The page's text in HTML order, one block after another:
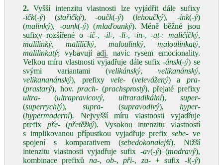
2. Vyšší intenzitu vlastnosti lze vyjádřit dále sufixy
‑ičk(‑ý) (stařičký),‑oučk(‑ý) (lehoučký), ‑ink(‑ý)
(malinký), ‑ounk(‑ý) (mlaďounký). Méně běžné jsou
sufixy rozšířené o‑ič‑,‑il‑, ‑li‑,‑in‑,‑at‑: maličičký,
malilinký,maliličký, maloulinký, maloulinkatý,
malilinkatý; vybavujíadj. navíc rysem emocionality.
Velkou míru vlastnosti vyjadřuje dále sufix‑ánsk(‑ý) se
svými variantami (velikánský, velikanánský,
velikananánský), prefixyvele‑ (velevážený) a pra‑
(prastarý), hov.prach‑ (prachsprostý), přejaté prefixy
ultra‑ (ultrapravicový, ultraradikální), super‑
(superrychlý), supra‑(supravodivý), hyper‑
(hypermoderní). Nejvyšší míru vlastnosti vyjadřuje
prefix pře‑(přetěžký). Vysokou intenzitu vlastností
s implikovanou přípustkou vyjadřuje prefixsebe‑ ve
spojení s komparativem (sebedokonalejší). Nižší
intenzitu vlastnosti vyjadřuje sufix ‑av(‑ý) (modravý),
kombinace prefixů na‑,ob‑,při‑, za‑+ sufix ‑l(‑ý)